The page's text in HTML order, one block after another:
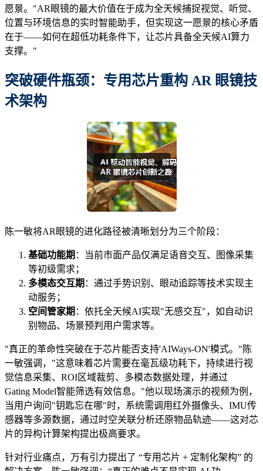
愿景。"AR眼镜的最大价值在于成为全天候捕捉视觉、听觉、
位置与环境信息的实时智能助手，但实现这一愿景的核心矛盾
在于——如何在超低功耗条件下，让芯片具备全天候AI算力
支撑。"
突破硬件瓶颈：专用芯片重构 AR 眼镜技
术架构
陈一敏将AR眼镜的进化路径被清晰划分为三个阶段：
基础功能期 ​：当前市面产品仅满足语音交互、图像采集
等初级需求；
多模态交互期 ​：通过手势识别、眼动追踪等技术实现主
动服务；
空间管家期 ​：依托全天候AI实现"无感交互"，如自动识
别物品、场景预判用户需求等。
"真正的革命性突破在于芯片能否支持'AIWays-ON'模式。"陈
一敏强调，"这意味着芯片需要在毫瓦级功耗下，持续进行视
觉信息采集、ROI区域裁剪、多模态数据处理，并通过
Gating Model智能筛选有效信息。"他以现场演示的视频为例，
当用户询问"钥匙忘在哪"时，系统需调用红外摄像头、IMU传
感器等多源数据，通过时空关联分析还原物品轨迹——这对芯
片的异构计算架构提出极高要求。
针对行业痛点，万有引力提出了 “专用芯片 + 定制化架构” 的